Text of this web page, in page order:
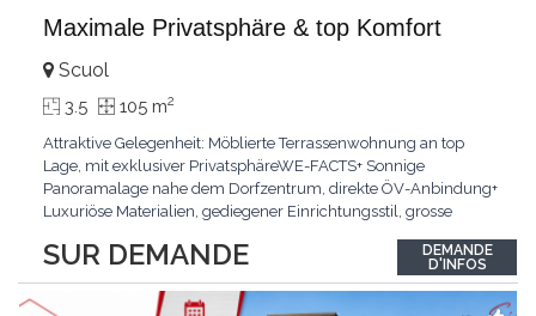
Maximale Privatsphäre & top Komfort
SUR DEMANDE
Scuol
3.5 105 m2
Attraktive Gelegenheit: Möblierte Terrassenwohnung an top
Lage, mit exklusiver PrivatsphäreWE-FACTS+ Sonnige
Panoramalage nahe dem Dorfzentrum, direkte ÖV-Anbindung+
Luxuriöse Materialien, gediegener Einrichtungsstil, grosse
gemeinschaftliche WaschküchePasst für:Geniesser von
Weitblick und gehobenem WohnkomfortDie Wohnung wird
hochwertig
DEMANDE
D'INFOS